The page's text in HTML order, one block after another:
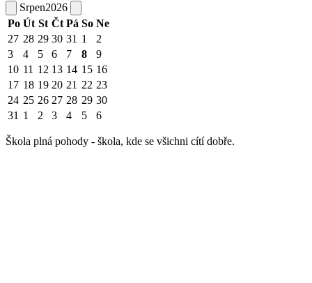
Srpen2026
Po Út St Čt Pá So Ne
27 28 29 30 31 1
2
3
4 5 6 7 8
9
10 11 12 13 14 15 16
17 18 19 20 21 22 23
24 25 26 27 28 29 30
31 1 2 3 4 5 6
Škola plná pohody - škola, kde se všichni cítí dobře.